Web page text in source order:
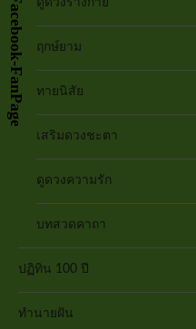
ฤกษ์ยาม
ทายนิสัย
เสริมดวงชะตา
ดูดวงความรัก
บทสวดคาถา
ปฏิทิน 100 ปี
ทำนายฝัน